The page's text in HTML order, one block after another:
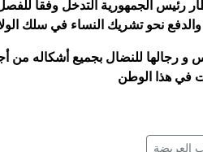
نحو تشريك النساء في سلك
و رجالها للنضال بجميع أشكاله
في هذا الوطن
العريضة